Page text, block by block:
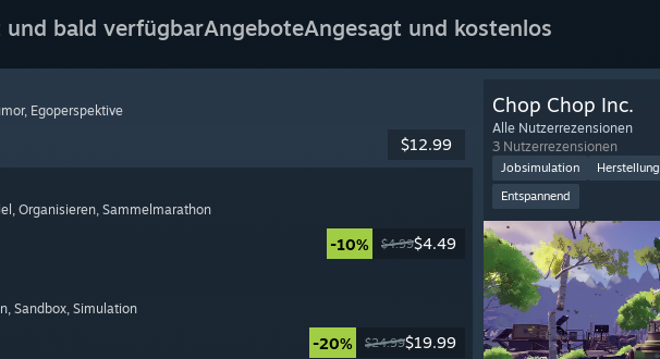
und bald verfügbarAngeboteAngesagt und kostenlos
, Egoperspektive
$12.99
, Organisieren, Sammelmarathon
-10% $4.99$4.49
, Sandbox, Simulation
-20% $24.99$19.99
Chop Chop Inc.
Alle Nutzerrezensionen
3 Nutzerrezensionen
Jobsimulation Herstellung
Entspannend